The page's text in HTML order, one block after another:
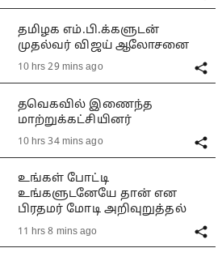
தமிழக எம்.பி.க்களுடன்
முதல்வர் விஜய் ஆலோசனை
10 hrs 29 mins ago
தவெகவில் இணைந்த
மாற்றுக்கட்சியினர்
10 hrs 34 mins ago
உங்கள் போட்டி
உங்களுடனேயே தான் என
பிரதமர் மோடி அறிவுறுத்தல்
11 hrs 8 mins ago